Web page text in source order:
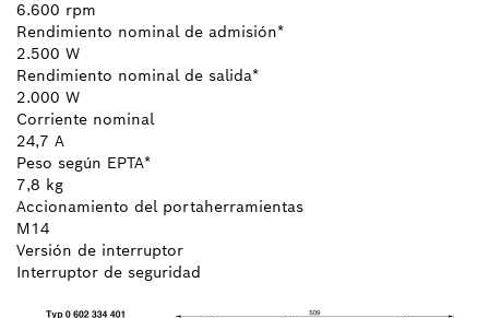
6.600 rpm
Rendimiento nominal de admisión*
2.500 W
Rendimiento nominal de salida*
2.000 W
Corriente nominal
24,7 A
Peso según EPTA*
7,8 kg
Accionamiento del portaherramientas
M14
Versión de interruptor
Interruptor de seguridad